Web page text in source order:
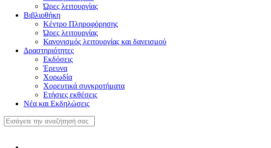
Ώρες λειτουργίας
Βιβλιοθήκη
Κέντρο Πληροφόρησης
Ώρες λειτουργίας
Κανονισμός λειτουργίας και δανεισμού
Δραστηριότητες
Εκδόσεις
Έρευνα
Χορωδία
Χορευτικά συγκροτήματα
Ετήσιες εκθέσεις
Νέα και Εκδηλώσεις